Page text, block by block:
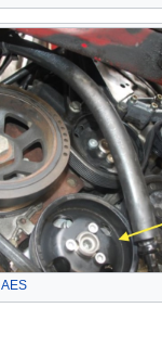
AES